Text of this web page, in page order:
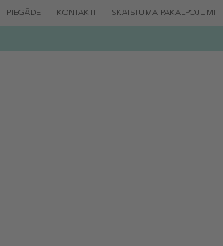
PIEGĀDE KONTAKTI SKAISTUMA PAKALPOJUMI